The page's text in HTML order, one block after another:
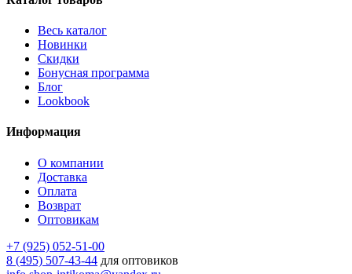
Весь каталог
Новинки
Скидки
Бонусная программа
Блог
Lookbook
Информация
О компании
Доставка
Оплата
Возврат
Оптовикам
+7 (925) 052-51-00
8 (495) 507-43-44 для оптовиков